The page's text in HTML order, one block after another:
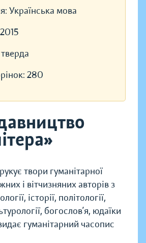
Українська мова
2015
тверда
280
твори гуманітарної
і вітчизняних авторів з
історії, політології,
богослов’я, юдаїки
гуманітарний часопис